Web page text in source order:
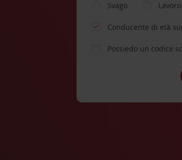
Svago
Lavoro
Conducente di età
Possiedo un codice